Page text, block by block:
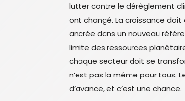
lutter contre le dérèglement
ont changé. La croissance
ancrée dans un nouveau
limite des ressources
chaque secteur doit se
n’est pas la même pour tous.
d’avance, et c’est une chance.